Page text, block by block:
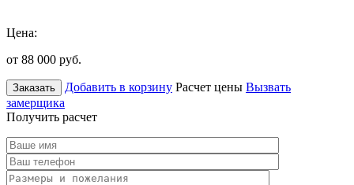
Цена:
от 88 000 руб.
Заказать Добавить в корзину Расчет цены Вызвать
замерщика
Получить расчет